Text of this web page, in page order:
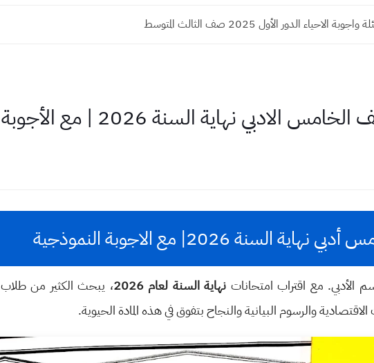
الاحياء الدور الأول 2025 صف الثالث المتوسط
السنة 2026 | مع الأجوبة النموذجية الكاملة
2026| مع الاجوبة النموذجية
الأدبي. مع اقتراب امتحانات نهاية السنة لعام 2026 ، يبحث الكثير من طلاب
والرسوم البيانية والنجاح بتفوق في هذه المادة الحيوية.